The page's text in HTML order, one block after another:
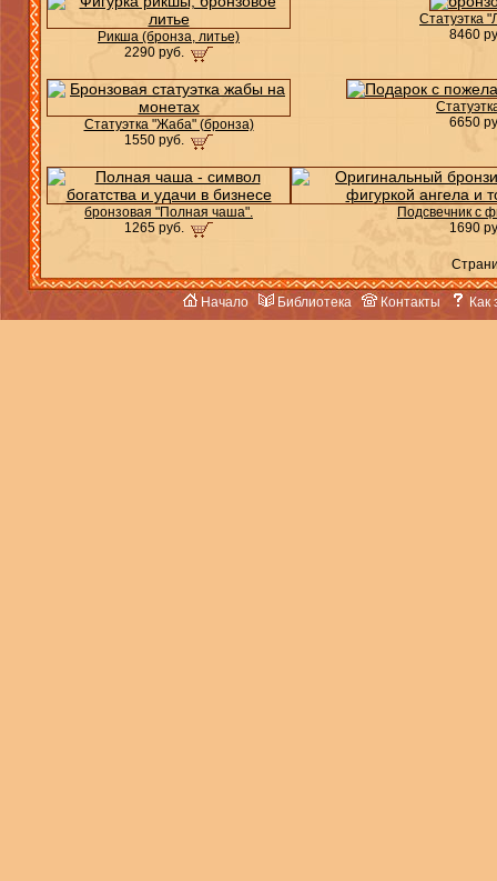
Рикша (бронза, литье)
2290 руб.
Статуэтка
8460
Статуэтка "Жаба" (бронза)
1550 руб.
6650
бронзовая "Полная чаша".
1265 руб.
Подсвечник с
1690
Начало Библиотека Контакты Как